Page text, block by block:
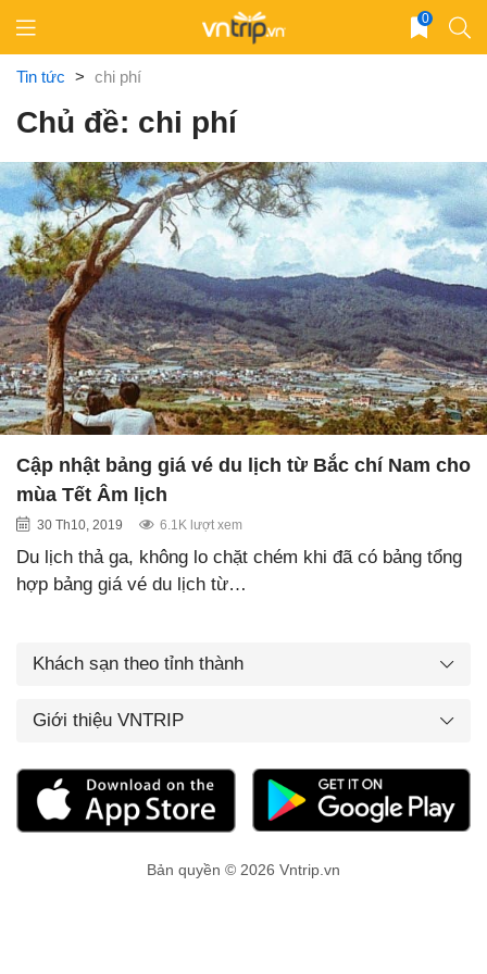
content
0
Tin tức > chi phí
Chủ đề: chi phí
Cập nhật bảng giá vé du lịch từ Bắc chí Nam cho
mùa Tết Âm lịch
30 Th10, 2019 6.1K lượt xem
Du lịch thả ga, không lo chặt chém khi đã có bảng tổng
hợp bảng giá vé du lịch từ…
Khách sạn theo tỉnh thành
Giới thiệu VNTRIP
Bản quyền © 2026 Vntrip.vn